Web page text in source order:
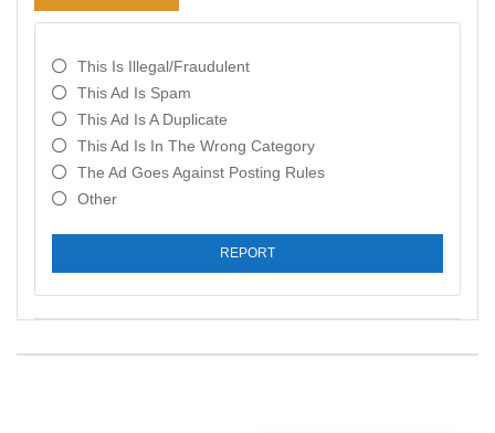
This Is Illegal/fraudulent
This Ad Is Spam
This Ad Is A Duplicate
This Ad Is In The Wrong Category
The Ad Goes Against Posting Rules
Other
REPORT